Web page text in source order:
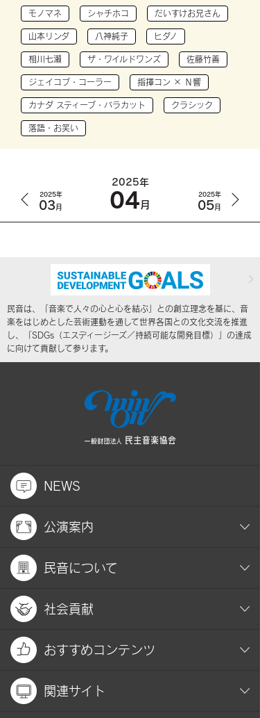
モノマネ シャチホコ だいすけお兄さん
山本リンダ 八神純子 ヒダノ
相川七瀬 ザ・ワイルドワンズ 佐藤竹善
ジェイコブ・コーラー 指揮コン × Ｎ響
カナダ スティーブ・バラカット クラシック
落語・お笑い
2025年
03月
2025年
04月
2025年
05月
民音は、「音楽で人々の心と心を結ぶ」との創立理念を基に、音
楽をはじめとした芸術運動を通して世界各国との文化交流を推進
し、「SDGs（エスディージーズ／持続可能な開発目標）」の達成
に向けて貢献して参ります。
NEWS
公演案内
民音について
社会貢献
おすすめコンテンツ
関連サイト